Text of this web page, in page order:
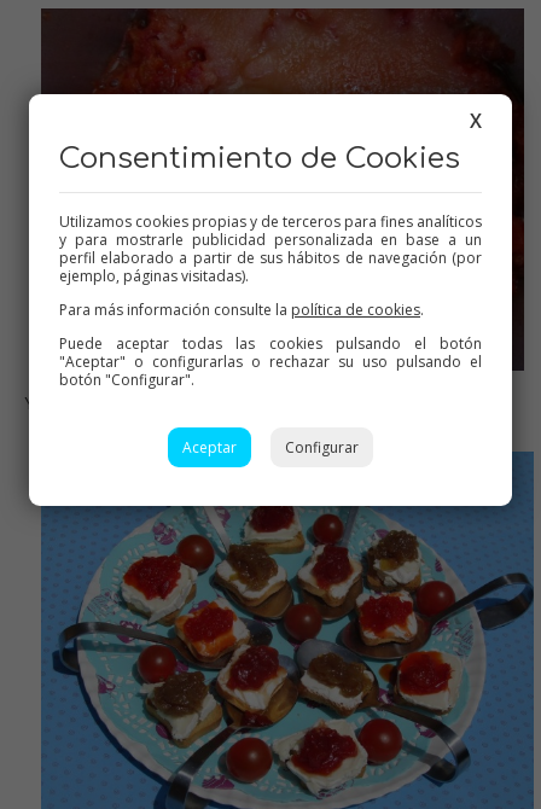
Ya ha soltado el juguillo, cocemos
X
Consentimiento de Cookies
Utilizamos cookies propias y de terceros para fines analíticos
y para mostrarle publicidad personalizada en base a un
perfil elaborado a partir de sus hábitos de navegación (por
ejemplo, páginas visitadas).
Para más información consulte la política de cookies.
Puede aceptar todas las cookies pulsando el botón
"Aceptar" o configurarlas o rechazar su uso pulsando el
botón "Configurar".
Aceptar Configurar